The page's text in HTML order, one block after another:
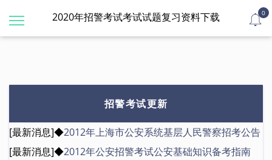
2020年招警考试考试试题复习资料下载 0
招警考试更新
[最新消息]◆2012年上海市公安系统基层人民警察招考公告
[最新消息]◆2012年公安招警考试公安基础知识备考指南